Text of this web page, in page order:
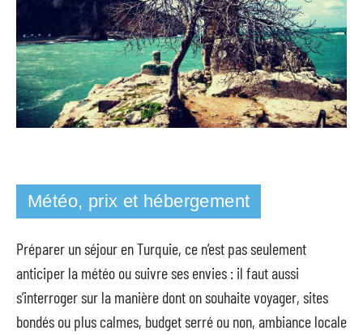
Météo, prix et hébergement
Préparer un séjour en Turquie, ce n’est pas seulement
anticiper la météo ou suivre ses envies : il faut aussi
s’interroger sur la manière dont on souhaite voyager, sites
bondés ou plus calmes, budget serré ou non, ambiance locale